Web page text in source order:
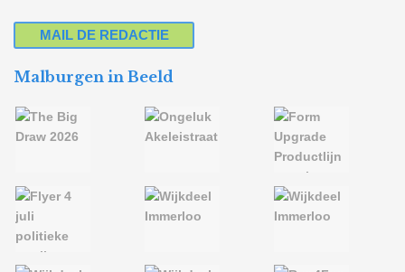
MAIL DE REDACTIE
Malburgen in Beeld